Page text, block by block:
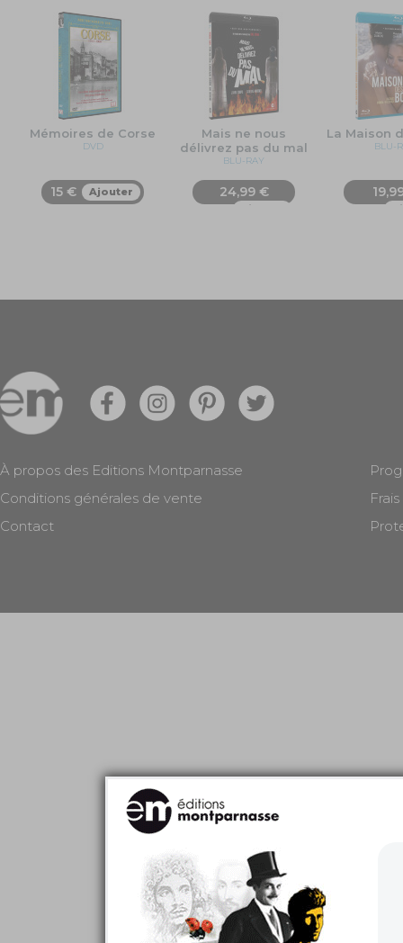
Mémoires de Corse
DVD
15 € Ajouter
Mais ne nous
délivrez pas du mal
BLU-RAY
24,99 €
Ajouter
La Maison
BLU-
À propos des Editions Montparnasse
Conditions générales de vente
Contact